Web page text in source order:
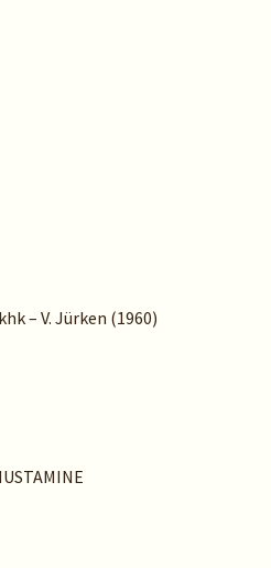
– V. Jürken (1960)